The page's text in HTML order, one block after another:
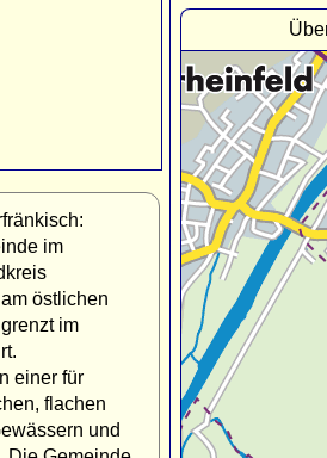
im
östlichen
im
einer für
flachen
und